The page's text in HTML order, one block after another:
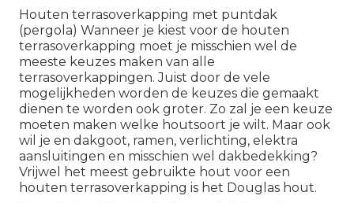
Houten terrasoverkapping met puntdak
(pergola) Wanneer je kiest voor de houten
terrasoverkapping moet je misschien wel de
meeste keuzes maken van alle
terrasoverkappingen. Juist door de vele
mogelijkheden worden de keuzes die gemaakt
dienen te worden ook groter. Zo zal je een keuze
moeten maken welke houtsoort je wilt. Maar ook
wil je en dakgoot, ramen, verlichting, elektra
aansluitingen en misschien wel dakbedekking?
Vrijwel het meest gebruikte hout voor een
houten terrasoverkapping is het Douglas hout.